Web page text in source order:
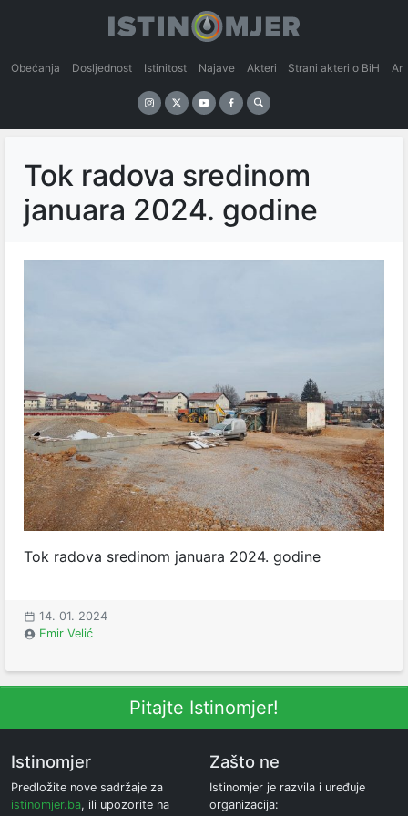
Obećanja Dosljednost Istinitost Najave Akteri Strani akteri o BiH
Tok radova sredinom
januara 2024. godine
Tok radova sredinom januara 2024. godine
14. 01. 2024
Emir Velić
Pitajte Istinomjer!
Istinomjer
Predložite nove sadržaje za
istinomjer.ba, ili upozorite na
Zašto ne
Istinomjer je razvila i uređuje
organizacija: